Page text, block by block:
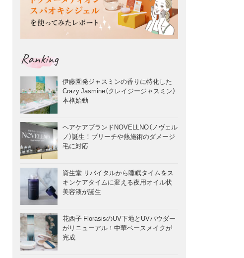
Ranking
伊藤園発ジャスミンの香りに特化した
Crazy Jasmine（クレイジージャスミン）
本格始動
ヘアケアブランドNOVELLNO（ノヴェル
ノ）誕生！ブリーチや熱施術のダメージ
毛に対応
資生堂 リバイタルから睡眠タイムをス
キンケアタイムに変える夜用オイル状
美容液が誕生
花西子 FlorasisのUV下地とUVパウダー
がリニューアル！中華ベースメイクが
完成